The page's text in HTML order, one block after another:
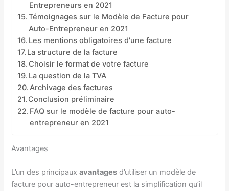
Entrepreneurs en 2021
Témoignages sur le Modèle de Facture pour
Auto-Entrepreneur en 2021
Les mentions obligatoires d'une facture
La structure de la facture
Choisir le format de votre facture
La question de la TVA
Archivage des factures
Conclusion préliminaire
FAQ sur le modèle de facture pour auto-
entrepreneur en 2021
Avantages
L’un des principauxavantages d’utiliser un modèle de
facture pour auto-entrepreneur est la simplification qu’il